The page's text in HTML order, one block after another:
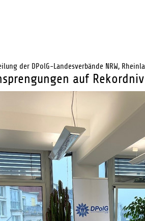
der DPolG-Landesverbände NRW,
auf